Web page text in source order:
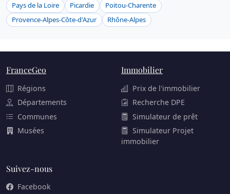
Pays de la Loire
Picardie
Poitou-Charente
Provence-Alpes-Côte-d'Azur
Rhône-Alpes
FranceGeo
Régions
Départements
Communes
Musées
Immobilier
Prix de l'immobilier
Recherche DPE
Simulateur de prêt
Simulateur Projet
immobilier
Suivez-nous
Facebook